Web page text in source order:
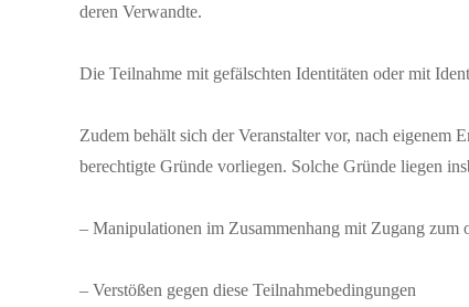
deren Verwandte.
Die Teilnahme mit gefälschten Identitäten oder mit
Zudem behält sich der Veranstalter vor, nach eigenem
berechtigte Gründe vorliegen. Solche Gründe liegen
– Manipulationen im Zusammenhang mit Zugang zum
– Verstößen gegen diese Teilnahmebedingungen